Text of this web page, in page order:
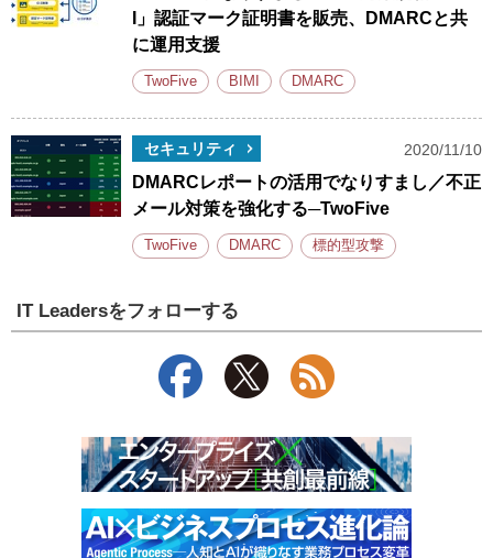
I」認証マーク証明書を販売、DMARCと共
に運用支援
TwoFive BIMI DMARC
セキュリティ 2020/11/10
DMARCレポートの活用でなりすまし／不正
メール対策を強化する─TwoFive
TwoFive DMARC 標的型攻撃
IT Leadersをフォローする